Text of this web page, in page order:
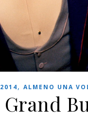
2014, ALMENO UNA
Grand